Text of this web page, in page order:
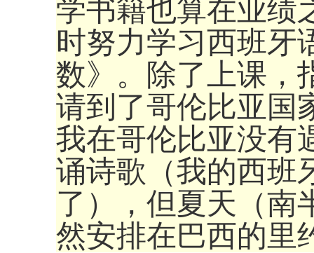
学书籍也算在业绩
时努力学习西班牙
数》。除了上课，
请到了哥伦比亚国
我在哥伦比亚没有
诵诗歌（我的西班
了），但夏天（南
然安排在巴西